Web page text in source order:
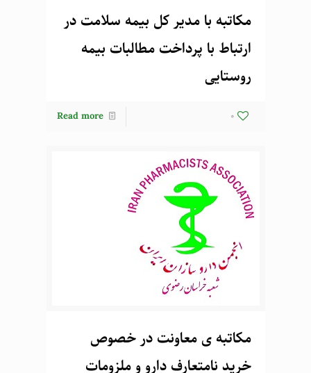
مکاتبه با مدیر کل بیمه سلامت در
ارتباط با پرداخت مطالبات بیمه
روستایی
0
Read more
مکاتبه ی معاونت در خصوص
خرید نامتعارف دارو و ملزومات